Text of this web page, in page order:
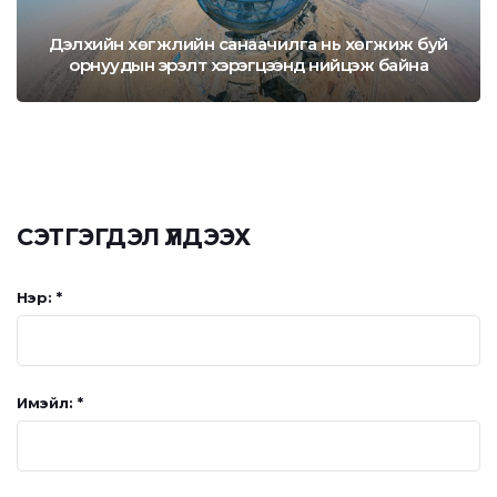
Дэлхийн хөгжлийн санаачилга нь хөгжиж буй
орнуудын эрэлт хэрэгцээнд нийцэж байна
СЭТГЭГДЭЛ ҮЛДЭЭХ
Нэр: *
Имэйл: *